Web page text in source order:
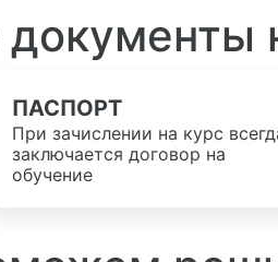
документы
ПАСПОРТ
При зачислении на курс
заключается договор на
обучение